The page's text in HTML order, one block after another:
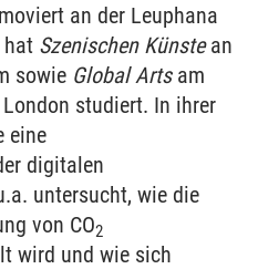
an der Leuphana
hat Szenischen Künstean
sowie Global Artsam
studiert. In ihrer
eine
digitalen
untersucht, wie die
von CO2
wird und wie sich